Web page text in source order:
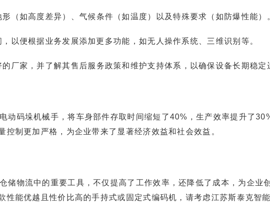
（如高度差异）、气候条件（如温度）以及特殊要求（如防爆性能）
以便根据业务发展添加更多功能，如无人操作系统、三维识别等。
厂家，并了解其售后服务政策和维护支持体系，以确保设备长期稳定
动码垛机械手，将车身部件存取时间缩短了40%，生产效率提升了
控制更加严格，为企业带来了显著经济效益和社会效益。
储物流中的重要工具，不仅提高了工作效率，还降低了成本，为企业
性能优越且性价比高的手持式或固定式编码机，请考虑江苏斯泰克智